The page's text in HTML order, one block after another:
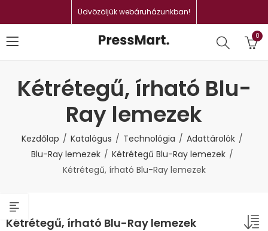
Üdvözöljük webáruházunkban!
0
Kétrétegű, írható Blu-
Ray lemezek
Kezdőlap Katalógus Technológia
Adattárolók
Blu-Ray lemezek
Kétrétegű Blu-Ray lemezek
Kétrétegű, írható Blu-Ray lemezek
Kétrétegű, írható Blu-Ray lemezek